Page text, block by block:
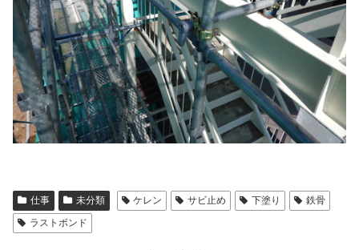
仕事 未分類 ケレン サビ止め 下塗り
鉄骨
ラストボンド